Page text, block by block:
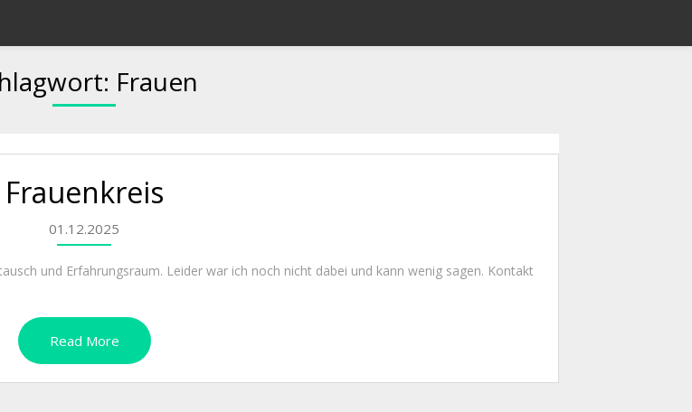
Frauen
Frauenkreis
01.12.2025
und Erfahrungsraum. Leider war ich noch nicht dabei und kann wenig sagen. Kontakt
Read More